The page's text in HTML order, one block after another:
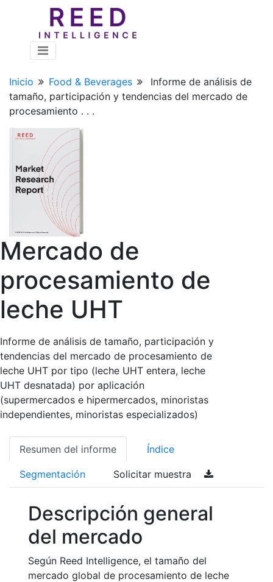
Inicio Food & Beverages
Informe de análisis de
tamaño, participación y tendencias del mercado de
procesamiento . . .
Mercado de
procesamiento de
leche UHT
Informe de análisis de tamaño, participación y
tendencias del mercado de procesamiento de
leche UHT por tipo (leche UHT entera, leche
UHT desnatada) por aplicación
(supermercados e hipermercados, minoristas
independientes, minoristas especializados)
Resumen del informe Índice
Segmentación Solicitar muestra
Descripción general
del mercado
Según Reed Intelligence, el tamaño del
mercado global de procesamiento de leche